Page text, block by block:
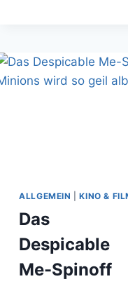
ALLGEMEIN |KINO &
Das
Despicable
Me-Spinoff